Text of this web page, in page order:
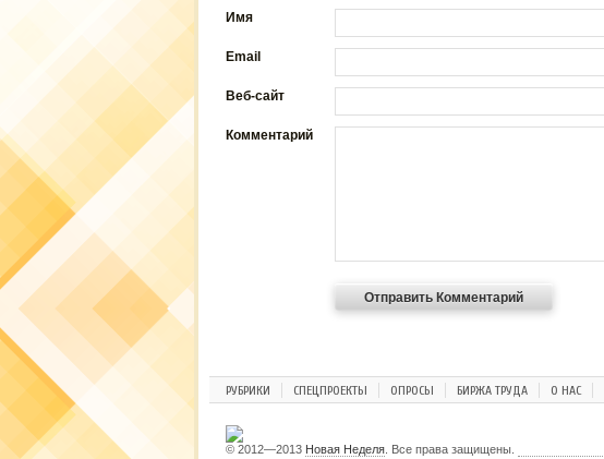
Имя
Email
Веб-сайт
Комментарий
РУБРИКИ СПЕЦПРОЕКТЫ ОПРОСЫ БИРЖА ТРУДА О НАС
© 2012—2013 Новая Неделя. Все права защищены.